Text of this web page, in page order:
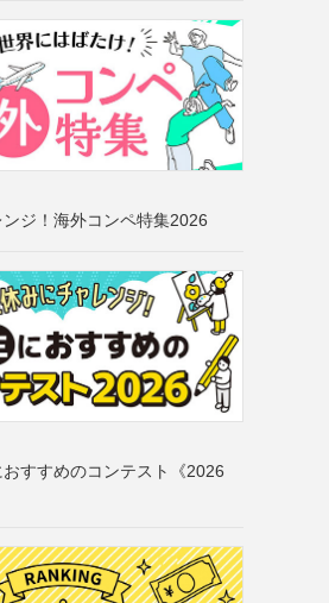
ジ！海外コンペ特集2026
すすめのコンテスト《2026